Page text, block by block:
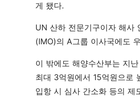
게 됐다.
UN 산하 전문기구이자 해사
(IMO)의 A그룹 이사국에도
이 밖에도 해양수산부는 지
최대 3억원에서 15억원으로
입항 시 심사 간소화 등의 제